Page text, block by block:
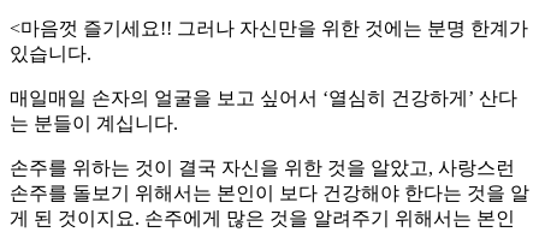
<마음껏 즐기세요!! 그러나 자신만을 위한 것에는 분명 한계가
있습니다.
매일매일 손자의 얼굴을 보고 싶어서 ‘열심히 건강하게’ 산다
는 분들이 계십니다.
손주를 위하는 것이 결국 자신을 위한 것을 알았고, 사랑스런
손주를 돌보기 위해서는 본인이 보다 건강해야 한다는 것을 알
게 된 것이지요. 손주에게 많은 것을 알려주기 위해서는 본인